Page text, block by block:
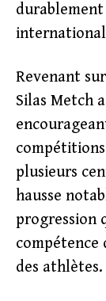
durablement
Revenant
Silas Metch
plusieurs
hausse
progression
compétence
des athlètes.